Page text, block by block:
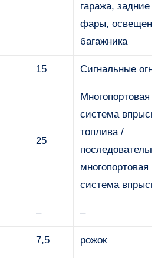
гаража, задние
фары,
багажника
15 Сигнальные
25
Многопортовая
система
топлива /
многопортовая
система
– –
7,5 рожок